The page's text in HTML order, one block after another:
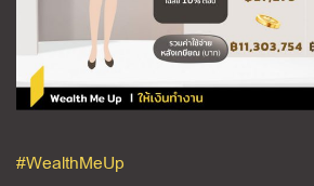
#WealthMeUp